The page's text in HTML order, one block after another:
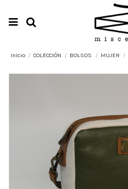
Inicio COLECCIÓN BOLSOS MUJER